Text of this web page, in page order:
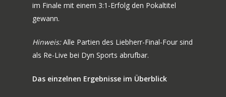
im Finale mit einem 3:1-Erfolg den Pokaltitel
gewann.
Hinweis:Alle Partien des Liebherr-Final-Four sind
als Re-Live bei Dyn Sports abrufbar.
Das einzelnen Ergebnisse im Überblick